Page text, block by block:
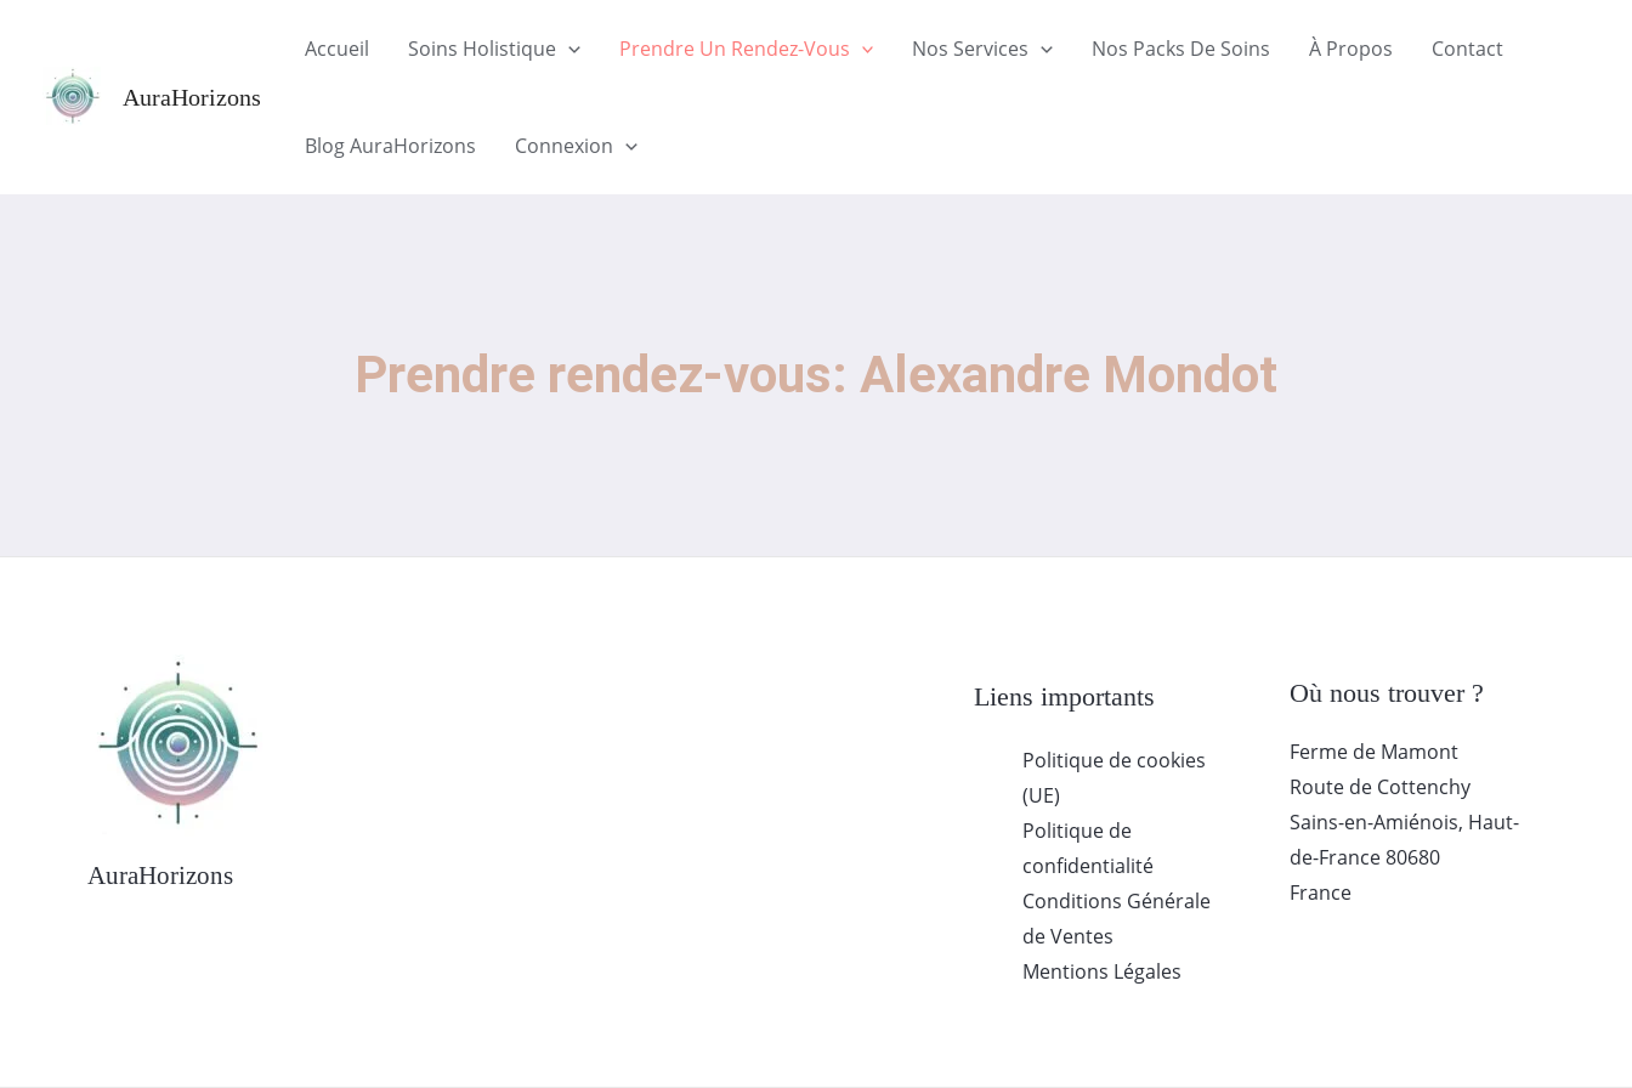
contenu
AuraHorizons
Accueil Soins Holistique Prendre Un Rendez-Vous Nos Services Nos Packs De Soins À Propos Contact
Blog AuraHorizons Connexion
Prendre rendez-vous: Alexandre Mondot
AuraHorizons
Liens importants
Politique de cookies
(UE)
Politique de
confidentialité
Conditions Générale
de Ventes
Mentions Légales
Où nous trouver ?
Ferme de Mamont
Route de Cottenchy
Sains-en-Amiénois, Haut-
de-France80680
France